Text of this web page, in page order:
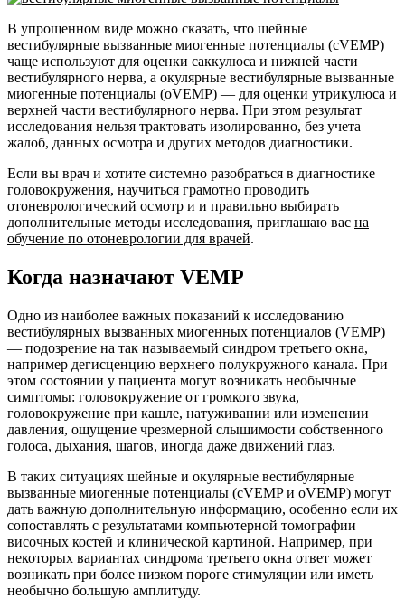
В упрощенном виде можно сказать, что шейные
вестибулярные вызванные миогенные потенциалы (cVEMP)
чаще используют для оценки саккулюса и нижней части
вестибулярного нерва, а окулярные вестибулярные вызванные
миогенные потенциалы (oVEMP) — для оценки утрикулюса и
верхней части вестибулярного нерва. При этом результат
исследования нельзя трактовать изолированно, без учета
жалоб, данных осмотра и других методов диагностики.
Если вы врач и хотите системно разобраться в диагностике
головокружения, научиться грамотно проводить
отоневрологический осмотр и и правильно выбирать
дополнительные методы исследования, приглашаю вас на
обучение по отоневрологии для врачей.
Когда назначают VEMP
Одно из наиболее важных показаний к исследованию
вестибулярных вызванных миогенных потенциалов (VEMP)
— подозрение на так называемый синдром третьего окна,
например дегисценцию верхнего полукружного канала. При
этом состоянии у пациента могут возникать необычные
симптомы: головокружение от громкого звука,
головокружение при кашле, натуживании или изменении
давления, ощущение чрезмерной слышимости собственного
голоса, дыхания, шагов, иногда даже движений глаз.
В таких ситуациях шейные и окулярные вестибулярные
вызванные миогенные потенциалы (cVEMP и oVEMP) могут
дать важную дополнительную информацию, особенно если их
сопоставлять с результатами компьютерной томографии
височных костей и клинической картиной. Например, при
некоторых вариантах синдрома третьего окна ответ может
возникать при более низком пороге стимуляции или иметь
необычно большую амплитуду.